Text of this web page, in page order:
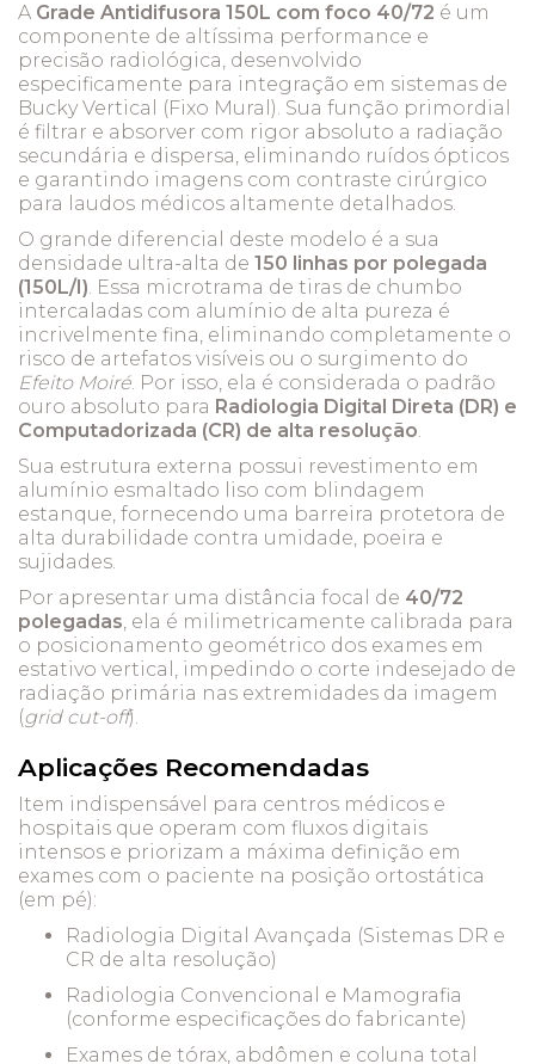
A Grade Antidifusora 150L com foco 40/72 é um
componente de altíssima performance e
precisão radiológica, desenvolvido
especificamente para integração em sistemas de
Bucky Vertical (Fixo Mural). Sua função primordial
é filtrar e absorver com rigor absoluto a radiação
secundária e dispersa, eliminando ruídos ópticos
e garantindo imagens com contraste cirúrgico
para laudos médicos altamente detalhados.
O grande diferencial deste modelo é a sua
densidade ultra-alta de 150 linhas por polegada
(150L/I). Essa microtrama de tiras de chumbo
intercaladas com alumínio de alta pureza é
incrivelmente fina, eliminando completamente o
risco de artefatos visíveis ou o surgimento do
Efeito Moiré. Por isso, ela é considerada o padrão
ouro absoluto para Radiologia Digital Direta (DR) e
Computadorizada (CR) de alta resolução.
Sua estrutura externa possui revestimento em
alumínio esmaltado liso com blindagem
estanque, fornecendo uma barreira protetora de
alta durabilidade contra umidade, poeira e
sujidades.
Por apresentar uma distância focal de 40/72
polegadas, ela é milimetricamente calibrada para
o posicionamento geométrico dos exames em
estativo vertical, impedindo o corte indesejado de
radiação primária nas extremidades da imagem
(grid cut-off).
Aplicações Recomendadas
Item indispensável para centros médicos e
hospitais que operam com fluxos digitais
intensos e priorizam a máxima definição em
exames com o paciente na posição ortostática
(em pé):
Radiologia Digital Avançada (Sistemas DR e
CR de alta resolução)
Radiologia Convencional e Mamografia
(conforme especificações do fabricante)
Exames de tórax, abdômen e coluna total